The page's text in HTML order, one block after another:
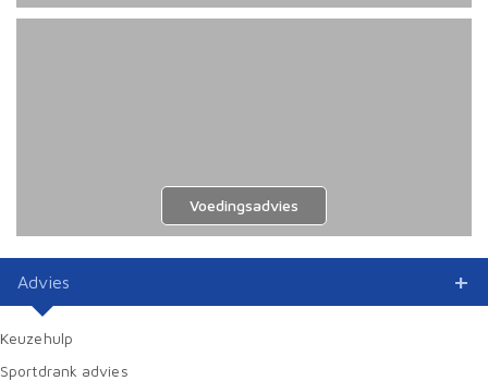
Voedingsadvies
Advies
Keuzehulp
Sportdrank advies